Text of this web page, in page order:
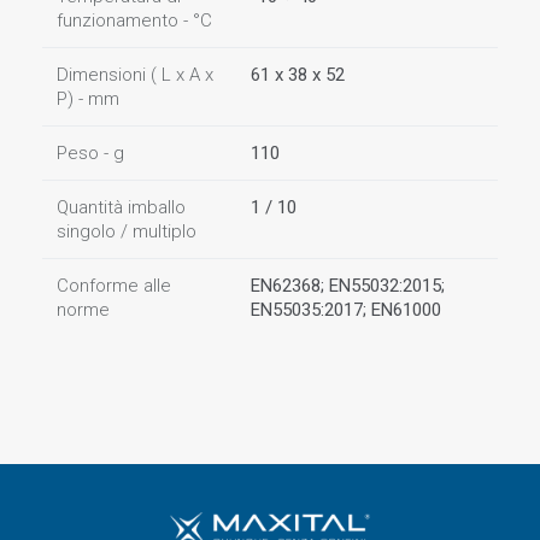
funzionamento - °C
Dimensioni ( L x A x
P) - mm
61 x 38 x 52
Peso - g 110
Quantità imballo
singolo / multiplo
1 / 10
Conforme alle
norme
EN62368; EN55032:2015;
EN55035:2017; EN61000